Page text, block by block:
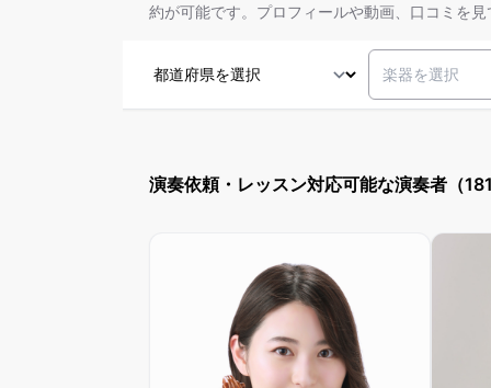
約が可能です。プロフィールや動画、口コミを
楽器を選択
演奏依頼・レッスン対応可能な演奏者（